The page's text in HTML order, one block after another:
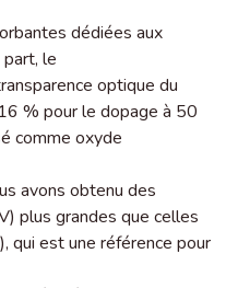
dédiées aux
le
optique du
% pour le dopage à 50
comme oxyde
avons obtenu des
plus grandes que celles
qui est une référence pour